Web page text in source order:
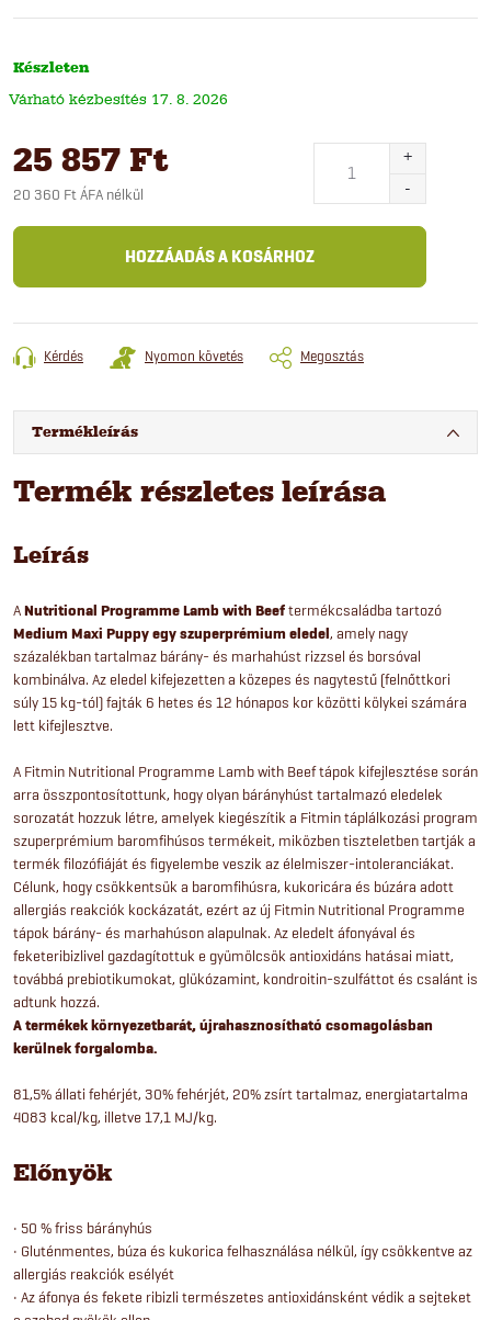
Készleten
17. 8. 2026
25 857 Ft
20 360 Ft ÁFA nélkül
HOZZÁADÁS A KOSÁRHOZ
Kérdés Nyomon követés Megosztás
Termékleírás
Termék részletes leírása
Leírás
ANutritional Programme Lamb with Beeftermékcsaládba tartozó
Medium Maxi Puppy egy szuperprémium eledel, amely nagy
százalékban tartalmaz bárány- és marhahúst rizzsel és borsóval
kombinálva. Az eledel kifejezetten a közepes és nagytestű (felnőttkori
súly 15 kg-tól) fajták 6 hetes és 12 hónapos kor közötti kölykei számára
lett kifejlesztve.
A Fitmin Nutritional Programme Lamb with Beef tápok kifejlesztése során
arra összpontosítottunk, hogy olyan bárányhúst tartalmazó eledelek
sorozatát hozzuk létre, amelyek kiegészítik a Fitmin táplálkozási program
szuperprémium baromfihúsos termékeit, miközben tiszteletben tartják a
termék filozófiáját és figyelembe veszik az élelmiszer-intoleranciákat.
Célunk, hogy csökkentsük a baromfihúsra, kukoricára és búzára adott
allergiás reakciók kockázatát, ezért az új Fitmin Nutritional Programme
tápok bárány- és marhahúson alapulnak. Az eledelt áfonyával és
feketeribizlivel gazdagítottuk e gyümölcsök antioxidáns hatásai miatt,
továbbá prebiotikumokat, glükózamint, kondroitin-szulfáttot és csalánt is
adtunk hozzá.
A termékek környezetbarát, újrahasznosítható csomagolásban
kerülnek forgalomba.
81,5% állati fehérjét, 30% fehérjét, 20% zsírt tartalmaz, energiatartalma
4083 kcal/kg, illetve 17,1 MJ/kg.
Előnyök
• 50 % friss bárányhús
• Gluténmentes, búza és kukorica felhasználása nélkül, így csökkentve az
allergiás reakciók esélyét
• Az áfonya és fekete ribizli természetes antioxidánsként védik a sejteket